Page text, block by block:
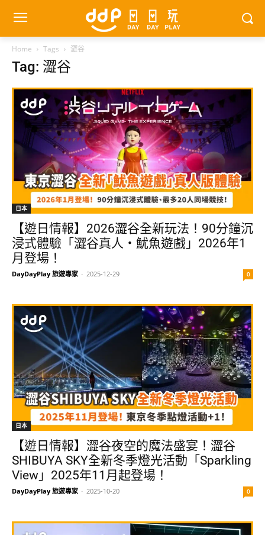
Home Tags 澀谷
Tag: 澀谷
日本
【遊日情報】2026澀谷全新玩法！90分鐘沉
浸式體驗「澀谷真人・魷魚遊戲」2026年1
月登場！
DayDayPlay 旅遊專家 - 2025-12-29 0
日本
【遊日情報】澀谷夜空的魔法盛宴！澀谷
SHIBUYA SKY全新冬季燈光活動「Sparkling
View」2025年11月起登場！
DayDayPlay 旅遊專家 - 2025-10-20 0